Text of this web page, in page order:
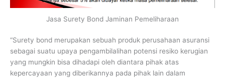
Jasa Surety Bond Jaminan Pemeliharaan
“Surety bond merupakan sebuah produk perusahaan asuransi
sebagai suatu upaya pengambilalihan potensi resiko kerugian
yang mungkin bisa dihadapi oleh diantara pihak atas
kepercayaan yang diberikannya pada pihak lain dalam